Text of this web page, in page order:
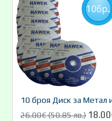
26.00€ (50.85 лв.)